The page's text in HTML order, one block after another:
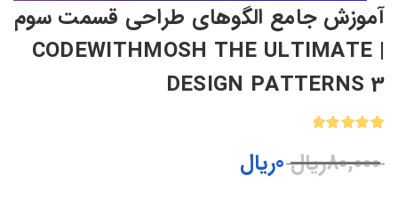
آموزش جامع الگوهای طراحی قسمت سوم
| CODEWITHMOSH THE ULTIMATE
DESIGN PATTERNS 3
در
80,000ریال 0ریال